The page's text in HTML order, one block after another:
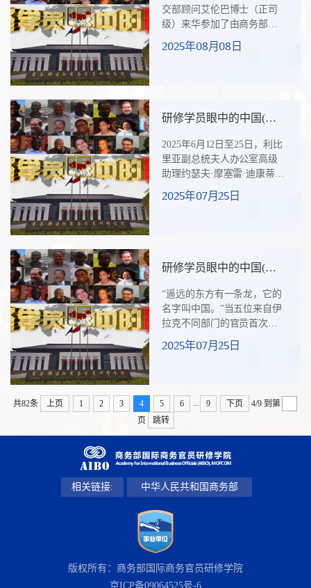
团团长，贝宁国家艺术、考
古与文化职业研究所所长奇
Romuald)一段跨越万里的文
华研修体会
交部顾问艾伦巴博士（正司
级）来华参加了由商务部主
办、商务部国际商务官员研
修学院承办的“非洲法语国家
感性认识”的文章。艾伦巴博
士作为一名非洲高级外交
官，跳脱西方固有偏见，从
亲历者视角呈现了一个具有
强大韧性的中国，并对非洲
启示。一、超越西方叙事：
2025年08月08日
研修学员眼中的中国(四
国，献给爱博”——利比
里亚学员创作诗二首
2025年6月12日至25日，利比
里亚副总统夫人办公室高级
助理约瑟夫·摩塞雷·迪康蒂·
约翰森（Joseph Moseray
Decontee JOHNSON）来华参
爱博学院）承办的“利比里亚
公共管理和现代化治理研修
班”。在研修班即将结业之
际，约翰森先生结合在华研
修学习的所见所闻所感，创
地表示：“此次中国之行令人
2025年07月25日
研修学员眼中的中国(四
华研修侧记
“遥远的东方有一条龙，它的
名字叫中国。”当五位来自伊
拉克不同部门的官员首次踏
上中国这片东方土地时，这
句歌词从抽象的意象瞬间化
位伊拉克学员参加了由商务
部主办、商务部国际商务官
员研修学院承办的“一带一路
修班”。此行不仅改变了他们
带一路”倡议与实践的光谱更
是帮助他们洞见了共创美好
未来的前景。一、从刻板走...
2025年07月25日
共82条 上页 1 2 3 4 5 6 9 下页 4/9 到第
页
跳转
相关链接: 中华人民共和国商务部
版权所有：商务部国际商务官员研修学院
京ICP备09064525号-6